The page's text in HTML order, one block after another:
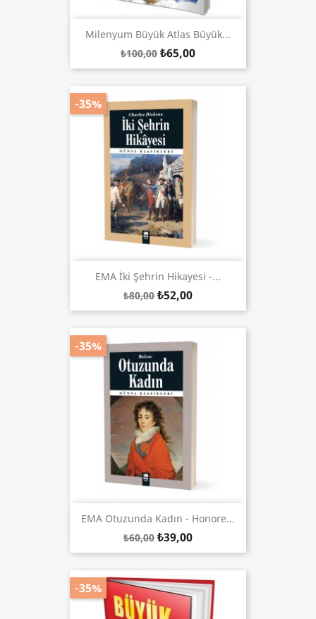
Milenyum Büyük Atlas Büyük...
₺100,00 ₺65,00
EMA İki Şehrin Hikayesi -...
₺80,00 ₺52,00
-35%
EMA Otuzunda Kadın - Honore...
₺60,00 ₺39,00
-35%
-35%